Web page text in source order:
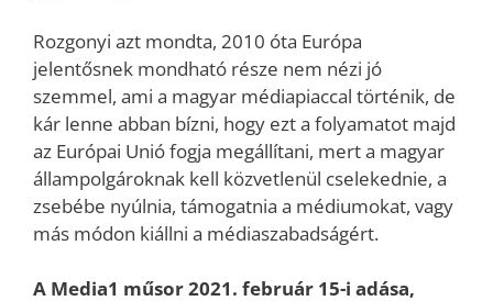
Rozgonyi azt mondta, 2010 óta Európa
jelentősnek mondható része nem nézi jó
szemmel, ami a magyar médiapiaccal történik, de
kár lenne abban bízni, hogy ezt a folyamatot majd
az Európai Unió fogja megállítani, mert a magyar
állampolgároknak kell közvetlenül cselekednie, a
zsebébe nyúlnia, támogatnia a médiumokat, vagy
más módon kiállni a médiaszabadságért.
A Media1 műsor 2021. február 15-i adása,